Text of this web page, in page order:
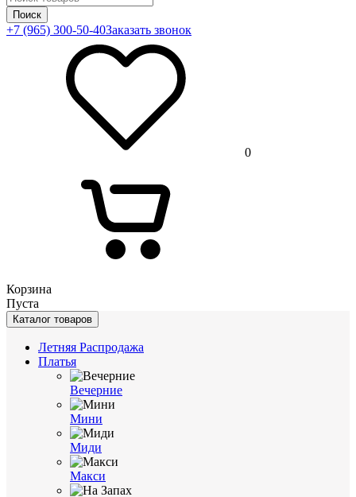
Поиск
+7 (965) 300-50-40Заказать звонок
0
Корзина
Пуста
Каталог товаров
Летняя Распродажа
Платья
Вечерние
Мини
Миди
Макси